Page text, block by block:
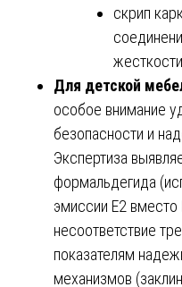
скрип
Для детской
особое внимание
безопасности и
Экспертиза
формальдегида
эмиссии Е2 вместо
несоответствие
показателям
механизмов